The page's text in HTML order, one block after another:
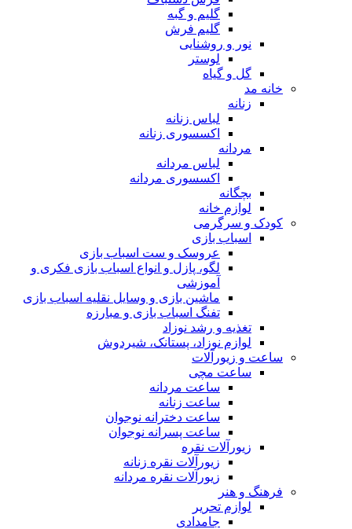
گلیم و گبه
گلیم فرش
نور و روشنایی
لوستر
گل و گیاه
خانه مد
زنانه
لباس زنانه
اکسسوری زنانه
مردانه
لباس مردانه
اکسسوری مردانه
بچگانه
لوازم خانه
کودک و سرگرمی
اسباب بازی
عروسک و ست اسباب بازی
لگو، پازل و انواع اسباب بازی فکری و
آموزشی
ماشین بازی و وسایل نقلیه اسباب بازی
تفنگ اسباب بازی و مبارزه
تغذیه و رشد نوزاد
لوازم نوزاد، پستانک، شیردوش
ساعت و زیور‌آلات
ساعت مچی
ساعت مردانه
ساعت زنانه
ساعت دخترانه نوجوان
ساعت پسرانه نوجوان
زیورآلات نقره
زیورآلات نقره زنانه
زیورآلات نقره مردانه
فرهنگ و هنر
لوازم تحریر
جامدادی